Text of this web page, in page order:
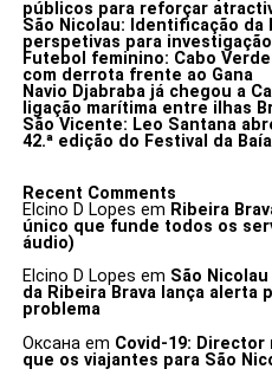
públicos para reforçar
São Nicolau: Identificação da
perspetivas para
Futebol feminino: Cabo
com derrota frente ao Gana
Navio Djabraba já chegou a
ligação marítima entre ilhas
São Vicente: Leo Santana
42.ª edição do Festival da
Recent Comments
Elcino D Lopes em Ribeira
único que funde todos os
áudio)
Elcino D Lopes em São
da Ribeira Brava lança alerta
problema
Оксанаem Covid-19:
que os viajantes para São